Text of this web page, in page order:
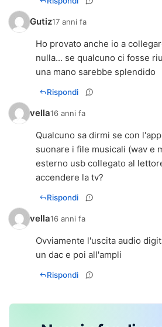
Gutiz17 anni fa
Ho provato anche io a
nulla... se qualcuno ci fosse
una mano sarebbe splendido
Rispondi
vella16 anni fa
Qualcuno sa dirmi se con
suonare i file musicali (wav e
esterno usb collegato al
accendere la tv?
Rispondi
vella16 anni fa
Ovviamente l'uscita audio
un dac e poi all'ampli
Rispondi